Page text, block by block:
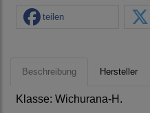
teilen
Beschreibung Hersteller
Klasse: Wichurana-H.